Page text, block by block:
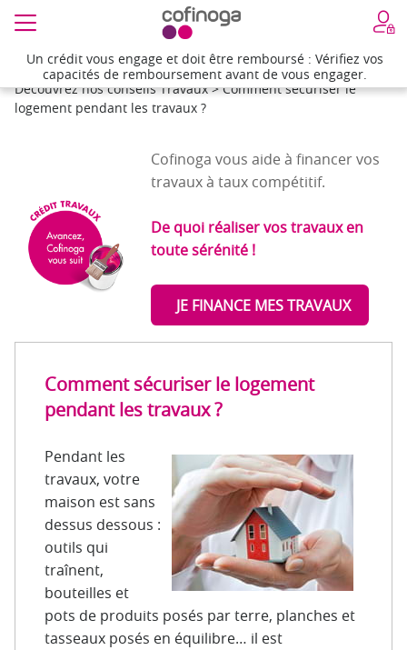
Un crédit vous engage et doit être remboursé : Vérifiez vos
capacités de remboursement avant de vous engager.
Accueil >Cofinoga vous présente Solution Travaux >
Découvrez nos conseils Travaux >Comment sécuriser le
logement pendant les travaux ?
Cofinoga vous aide à financer vos
travaux à taux compétitif.
De quoi réaliser vos travaux en
toute sérénité !
JE FINANCE MES TRAVAUX
Comment sécuriser le logement
pendant les travaux ?
Pendant les
travaux, votre
maison est sans
dessus dessous :
outils qui
traînent,
bouteilles et
pots de produits posés par terre, planches et
tasseaux posés en équilibre… il est
Un crédit vous engage et doit être remboursé : Vérifiez vos
capacités de remboursement avant de vous engager.